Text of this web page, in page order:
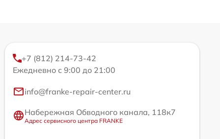
+7 (812) 214-73-42
Ежедневно с 9:00 до 21:00
info@franke-repair-center.ru
Набережная Обводного канала, 118к7
Адрес сервисного центра FRANKE